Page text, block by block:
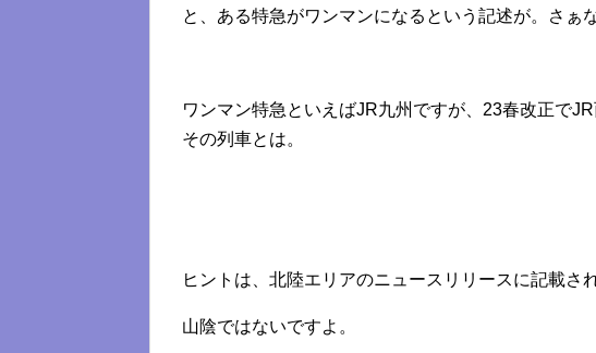
と、ある特急がワンマンになるという記述が。さぁ
ワンマン特急といえばJR九州ですが、23春改正で
その列車とは。
ヒントは、北陸エリアのニュースリリースに記載さ
山陰ではないですよ。